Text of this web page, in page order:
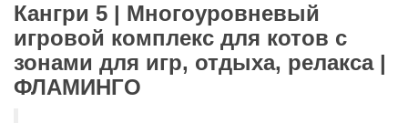
Кангри 5 | Многоуровневый
игровой комплекс для котов с
зонами для игр, отдыха, релакса |
ФЛАМИНГО